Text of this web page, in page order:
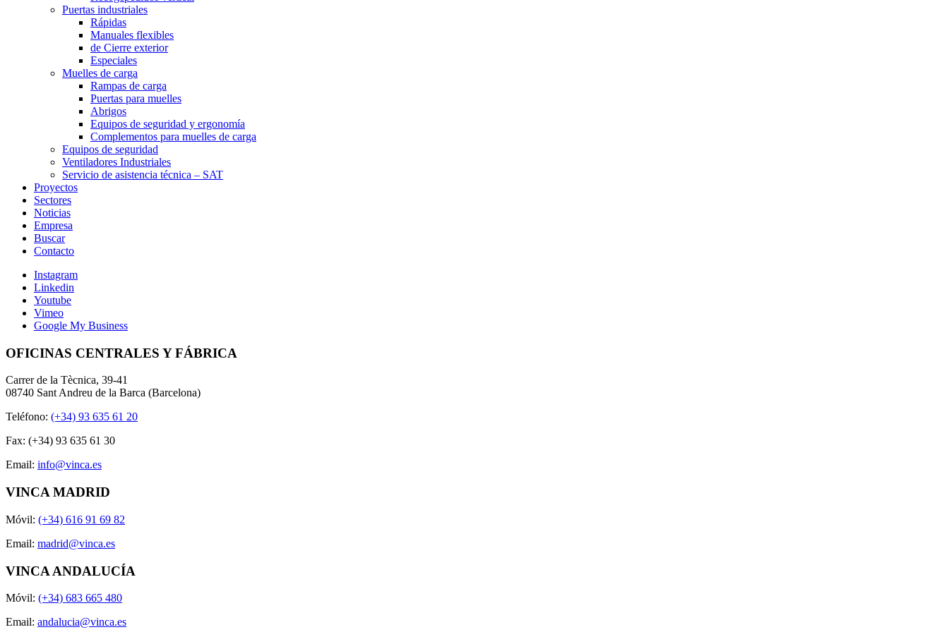
Puertas industriales
Rápidas
Manuales flexibles
de Cierre exterior
Especiales
Muelles de carga
Rampas de carga
Puertas para muelles
Abrigos
Equipos de seguridad y ergonomía
Complementos para muelles de carga
Equipos de seguridad
Ventiladores Industriales
Servicio de asistencia técnica – SAT
Proyectos
Sectores
Noticias
Empresa
Buscar
Contacto
Instagram
Linkedin
Youtube
Vimeo
Google My Business
OFICINAS CENTRALES Y FÁBRICA
Carrer de la Tècnica, 39-41
08740 Sant Andreu de la Barca (Barcelona)
Teléfono: (+34) 93 635 61 20
Fax: (+34) 93 635 61 30
Email: info@vinca.es
VINCA MADRID
Móvil: (+34) 616 91 69 82
Email: madrid@vinca.es
VINCA ANDALUCÍA
Móvil: (+34) 683 665 480
Email: andalucia@vinca.es